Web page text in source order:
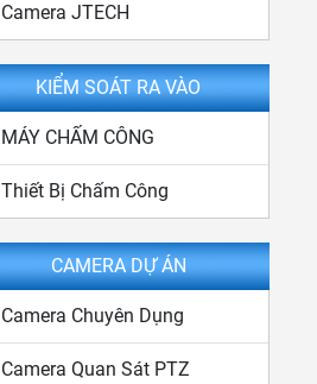
Camera JTECH
KIỂM SOÁT RA VÀO
MÁY CHẤM CÔNG
Thiết Bị Chấm Công
CAMERA DỰ ÁN
Camera Chuyên Dụng
Camera Quan Sát PTZ